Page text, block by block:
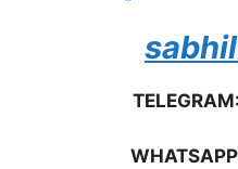
TELEGRAM: